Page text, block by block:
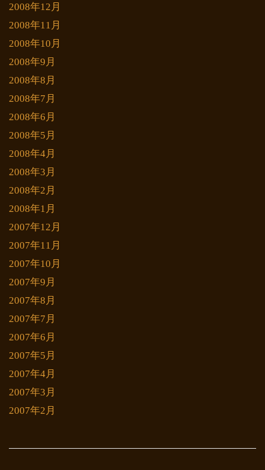
2008年12月
2008年11月
2008年10月
2008年9月
2008年8月
2008年7月
2008年6月
2008年5月
2008年4月
2008年3月
2008年2月
2008年1月
2007年12月
2007年11月
2007年10月
2007年9月
2007年8月
2007年7月
2007年6月
2007年5月
2007年4月
2007年3月
2007年2月